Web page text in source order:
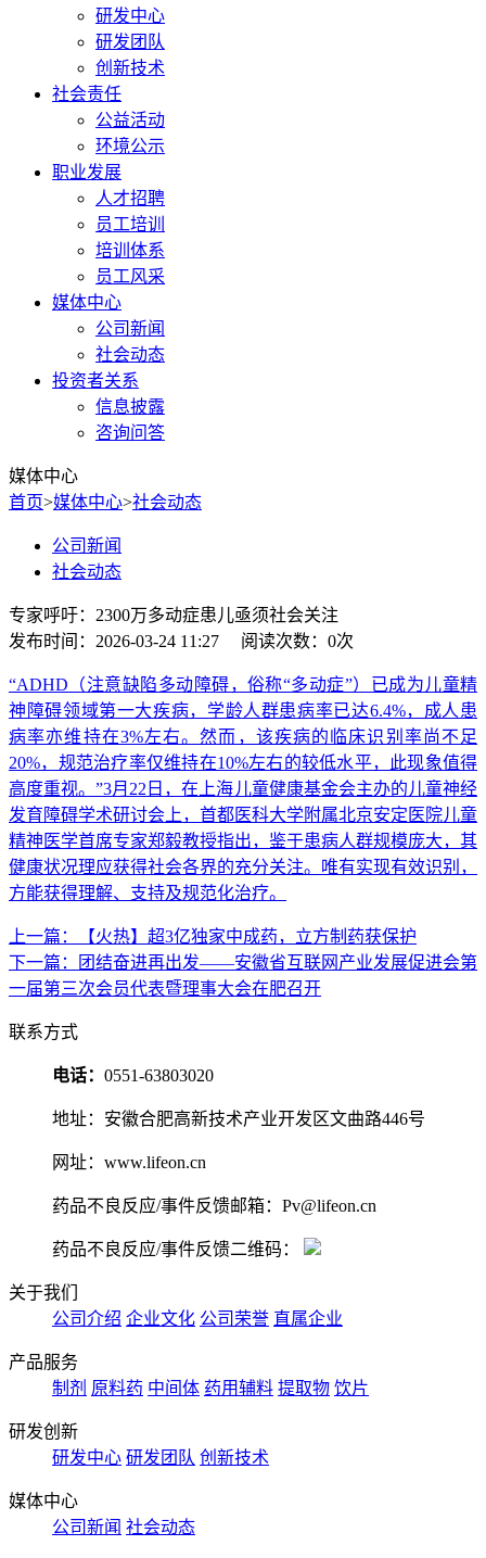
研发中心
研发团队
创新技术
社会责任
公益活动
环境公示
职业发展
人才招聘
员工培训
培训体系
员工风采
媒体中心
公司新闻
社会动态
投资者关系
信息披露
咨询问答
媒体中心
首页>媒体中心>社会动态
公司新闻
社会动态
专家呼吁：2300万多动症患儿亟须社会关注
发布时间： 2026-03-24 11:27 阅读次数： 0次
“ADHD（注意缺陷多动障碍，俗称“多动症”）已成为儿童精
神障碍领域第一大疾病，学龄人群患病率已达6.4%，成人患
病率亦维持在3%左右。然而，该疾病的临床识别率尚不足
20%，规范治疗率仅维持在10%左右的较低水平，此现象值得
高度重视。”3月22日，在上海儿童健康基金会主办的儿童神经
发育障碍学术研讨会上，首都医科大学附属北京安定医院儿童
精神医学首席专家郑毅教授指出，鉴于患病人群规模庞大，其
健康状况理应获得社会各界的充分关注。唯有实现有效识别，
方能获得理解、支持及规范化治疗。
上一篇：【火热】超3亿独家中成药，立方制药获保护
下一篇：团结奋进再出发——安徽省互联网产业发展促进会第
一届第三次会员代表暨理事大会在肥召开
联系方式
电话： 0551-63803020
地址：安徽合肥高新技术产业开发区文曲路446号
网址：www.lifeon.cn
药品不良反应/事件反馈邮箱：Pv@lifeon.cn
药品不良反应/事件反馈二维码：
关于我们
公司介绍 企业文化 公司荣誉 直属企业
产品服务
制剂 原料药 中间体 药用辅料 提取物 饮片
研发创新
研发中心 研发团队 创新技术
媒体中心
公司新闻 社会动态